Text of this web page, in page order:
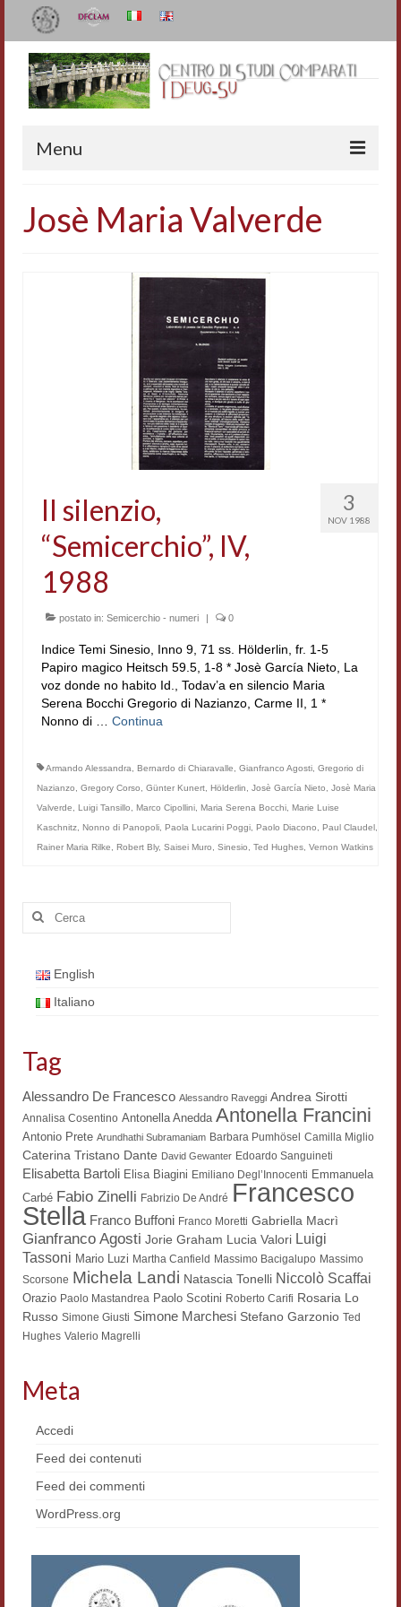
Menu
Organizzazione e contatti
Relazioni sulle attività
Accordi di cooperazione
Koreanische Literatur und Kultur
Hagiographica Coreana
Corpus Rhythmorum Musicum
Epistolografia
Semicerchio
Filologia digitale
Corpus Rhythmorum Musicum
Lo studium aretino del ‘200
DIGIMED
LEAD
Didattica
Master INFOTEXT
Workshop DH
Summer School DH
ERASMUS/DEMM
Storia e forme della canzone
Scrittori latini dell’Europa medioevale
Testi Mediolatini
Altri volumi
Atti di convegno
Josè Maria Valverde
3
NOV 1988
Il silenzio,
“Semicerchio”, IV,
1988
postato in: Semicerchio - numeri | 0
Indice Temi Sinesio, Inno 9, 71 ss. Hölderlin, fr. 1-5
Papiro magico Heitsch 59.5, 1-8 * Josè García Nieto, La
voz donde no habito Id., Todav’a en silencio Maria
Serena Bocchi Gregorio di Nazianzo, Carme II, 1 *
Nonno di … Continua
Armando Alessandra Bernardo di Chiaravalle Gianfranco Agosti Gregorio di
Nazianzo
Gregory Corso Günter Kunert Hölderlin Josè García Nieto
Josè Maria
Valverde
Luigi Tansillo Marco Cipollini Maria Serena Bocchi Marie Luise
Kaschnitz Nonno di Panopoli Paola Lucarini Poggi Paolo Diacono Paul Claudel
Rainer Maria Rilke
Robert Bly, Saisei Muro Sinesio Ted Hughes Vernon Watkins
Cerca:
English
Italiano
Tag
Alessandro De Francesco Alessandro Raveggi Andrea Sirotti
Annalisa Cosentino Antonella Anedda Antonella Francini
Antonio Prete Arundhathi Subramaniam Barbara Pumhösel Camilla Miglio
Caterina Tristano Dante David Gewanter Edoardo Sanguineti
Elisabetta Bartoli Elisa Biagini Emiliano Degl’Innocenti Emmanuela
Carbé Fabio Zinelli Fabrizio De André Francesco
Stella Franco Buffoni Franco Moretti Gabriella Macrì
Gianfranco Agosti Jorie Graham Lucia Valori Luigi
Tassoni Mario Luzi Martha Canfield Massimo Bacigalupo Massimo
Scorsone Michela Landi Natascia Tonelli Niccolò Scaffai
Orazio Paolo Mastandrea Paolo Scotini Roberto Carifi Rosaria Lo
Russo Simone Giusti Simone Marchesi Stefano Garzonio Ted
Hughes Valerio Magrelli
Meta
Accedi
Feed dei contenuti
Feed dei commenti
WordPress.org